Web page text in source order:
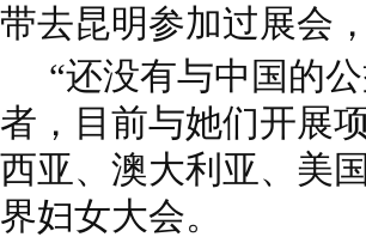
带去昆明参加过展会
“还没有与中国的
者， 目前与她们开展
西亚、澳大利亚、美
界妇女大会。